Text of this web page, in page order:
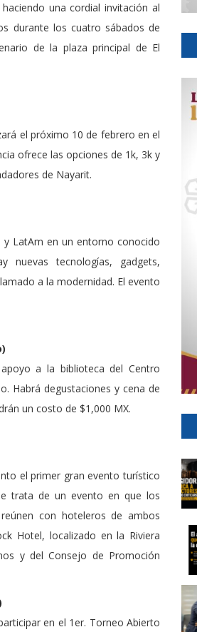
una cordial invitación al
durante los cuatro sábados de
de la plaza principal de El
el próximo 10 de febrero en el
ofrece las opciones de 1k, 3k y
de Nayarit.
y LatAm en un entorno conocido
nuevas tecnologías, gadgets,
a la modernidad. El evento
a la biblioteca del Centro
Habrá degustaciones y cena de
un costo de $1,000 MX.
el primer gran evento turístico
trata de un evento en que los
con hoteleros de ambos
Hotel, localizado en la Riviera
y del Consejo de Promoción
en el 1er. Torneo Abierto